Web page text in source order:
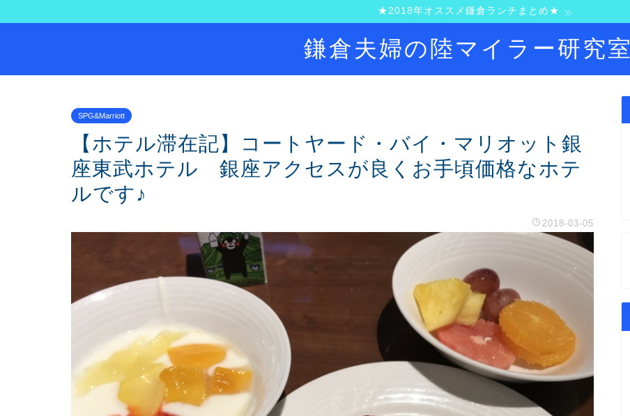
★2018年オススメ鎌倉ランチまとめ★
鎌倉夫婦の陸マイラー研究室
SPG&Marriott
【ホテル滞在記】コートヤード・バイ・マリオット銀
座東武ホテル 銀座アクセスが良くお手頃価格なホテ
ルです♪
2018-03-05